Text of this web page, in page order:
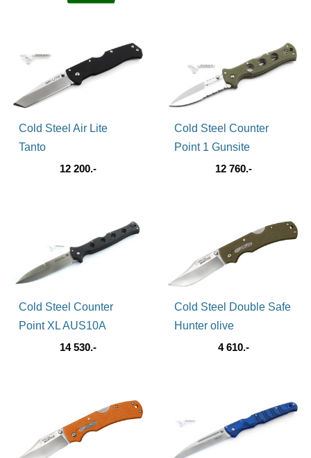
Cold Steel Air Lite
Tanto
12 200.-
Cold Steel Counter
Point 1 Gunsite
12 760.-
Cold Steel Counter
Point XL AUS10A
14 530.-
Cold Steel Double Safe
Hunter olive
4 610.-